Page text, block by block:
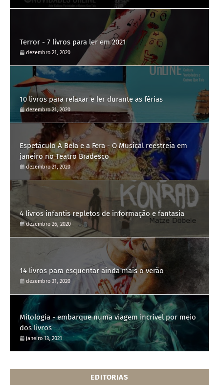
Terror - 7 livros para ler em 2021
dezembro 21, 2020
10 livros para relaxar e ler durante as férias
dezembro 21, 2020
Espetáculo A Bela e a Fera - O Musical reestreia em
janeiro no Teatro Bradesco
dezembro 21, 2020
4 livros infantis repletos de informação e fantasia
dezembro 26, 2020
14 livros para esquentar ainda mais o verão
dezembro 31, 2020
Mitologia - embarque numa viagem incrível por meio
dos livros
janeiro 13, 2021
EDITORIAS